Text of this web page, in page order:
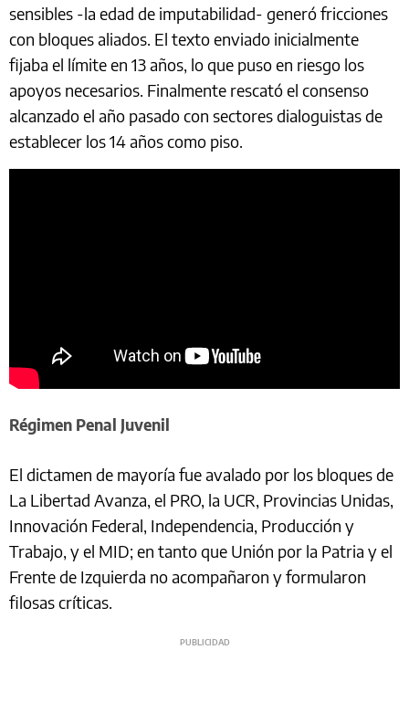
sensibles -la edad de imputabilidad- generó fricciones
con bloques aliados. El texto enviado inicialmente
fijaba el límite en 13 años, lo que puso en riesgo los
apoyos necesarios. Finalmente rescató el consenso
alcanzado el año pasado con sectores dialoguistas de
establecer los 14 años como piso.
Régimen Penal Juvenil
El dictamen de mayoría fue avalado por los bloques de
La Libertad Avanza, el PRO, la UCR, Provincias Unidas,
Innovación Federal, Independencia, Producción y
Trabajo, y el MID; en tanto que Unión por la Patria y el
Frente de Izquierda no acompañaron y formularon
filosas críticas.